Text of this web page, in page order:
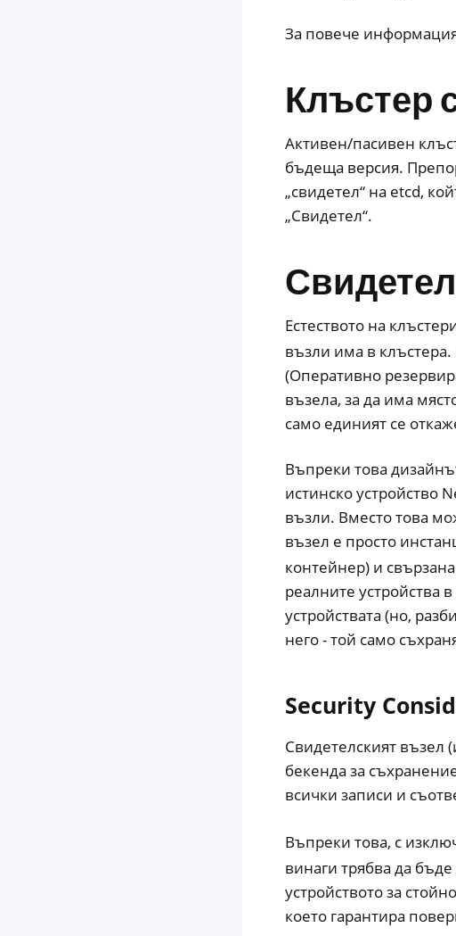
За повече
Клъстер
Активен/пасивен
бъдеща версия.
„свидетел“ на etcd,
„Свидетел“.
Свидетел
Естеството на
възли има в клъстера.
(Оперативно
възела, за да има
само единият се
Въпреки това
истинско устройство
възли. Вместо това
възел е просто
контейнер) и
реалните устройства
устройствата (но,
него - той само
Security
Свидетелският възел
бекенда за
всички записи и
Въпреки това, с
винаги трябва да
устройството за
което гарантира